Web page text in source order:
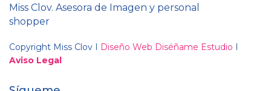
Miss Clov. Asesora de Imagen y personal
shopper
Copyright Miss Clov I Diseño Web Diséñame Estudio I
Aviso Legal